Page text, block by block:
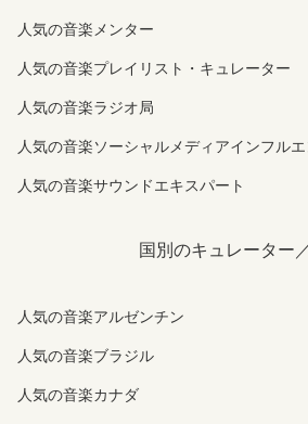
人気の音楽メンター
人気の音楽プレイリスト・キュレーター
人気の音楽ラジオ局
人気の音楽ソーシャルメディアインフル
人気の音楽サウンドエキスパート
国別のキュレーター
人気の音楽アルゼンチン
人気の音楽ブラジル
人気の音楽カナダ